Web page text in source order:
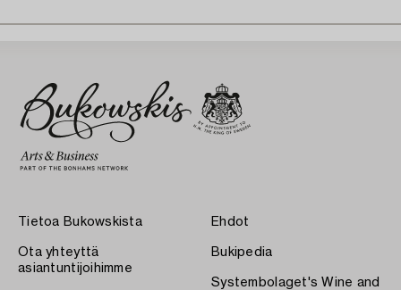
Tietoa Bukowskista
Ota yhteyttä
asiantuntijoihimme
Ehdot
Bukipedia
Systembolaget's Wine and